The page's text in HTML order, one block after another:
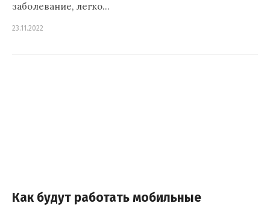
заболевание, легко…
23.11.2022
Как будут работать мобильные